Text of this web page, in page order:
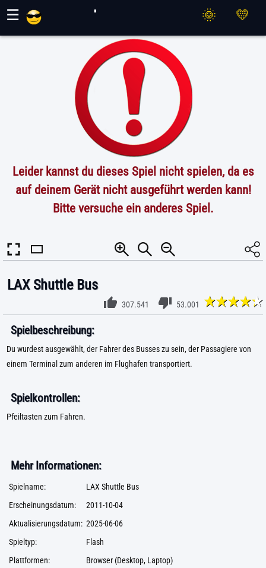
☰
Leider kannst du dieses Spiel nicht spielen, da es
auf deinem Gerät nicht ausgeführt werden kann!
Bitte versuche ein anderes Spiel.
LAX Shuttle Bus
307.541 53.001
Spielbeschreibung:
Du wurdest ausgewählt, der Fahrer des Busses zu sein, der Passagiere von
einem Terminal zum anderen im Flughafen transportiert.
Spielkontrollen:
Pfeiltasten zum Fahren.
Mehr Informationen:
Spielname:
LAX Shuttle Bus
Erscheinungsdatum:
2011-10-04
Aktualisierungsdatum: 2025-06-06
Spieltyp:
Flash
Plattformen:
Browser (Desktop, Laptop)